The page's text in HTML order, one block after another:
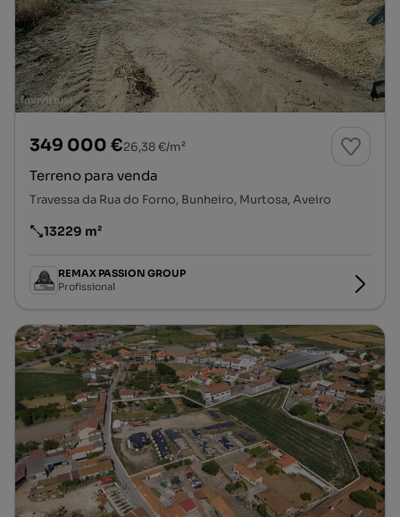
349 000 €26,38 €/m²
Terreno para venda
Travessa da Rua do Forno, Bunheiro, Murtosa, Aveiro
Preço por metro quadrado
13229 m²
REMAX PASSION GROUP
Profissional